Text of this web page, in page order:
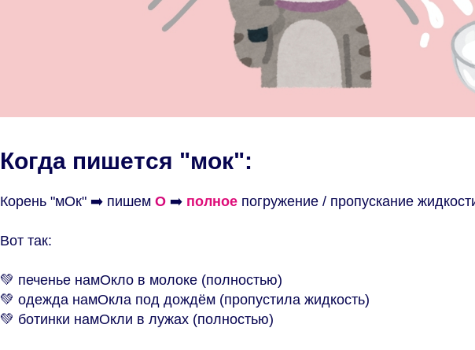
Когда пишется "мок":
Корень "мОк" ➡️ пишем О ➡️ полное погружение / пропускание
Вот так:
💚 печенье намОкло в молоке (полностью)
💚 одежда намОкла под дождём (пропустила жидкость)
💚 ботинки намОкли в лужах (полностью)